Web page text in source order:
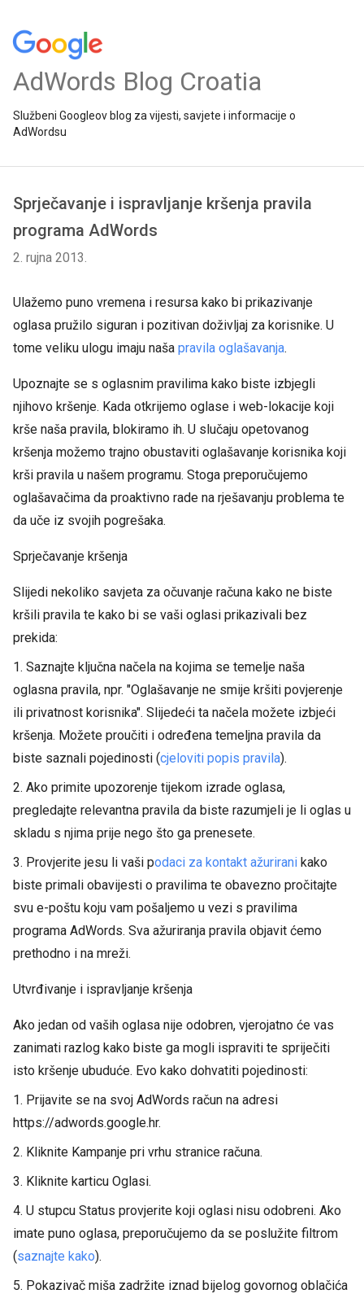
AdWords Blog Croatia
Službeni Googleov blog za vijesti, savjete i informacije o
AdWordsu
Sprječavanje i ispravljanje kršenja pravila
programa AdWords
2. rujna 2013.
Ulažemo puno vremena i resursa kako bi prikazivanje
oglasa pružilo siguran i pozitivan doživljaj za korisnike. U
tome veliku ulogu imaju naša pravila oglašavanja.
Upoznajte se s oglasnim pravilima kako biste izbjegli
njihovo kršenje. Kada otkrijemo oglase i web-lokacije koji
krše naša pravila, blokiramo ih. U slučaju opetovanog
kršenja možemo trajno obustaviti oglašavanje korisnika koji
krši pravila u našem programu. Stoga preporučujemo
oglašavačima da proaktivno rade na rješavanju problema te
da uče iz svojih pogrešaka.
Sprječavanje kršenja
Slijedi nekoliko savjeta za očuvanje računa kako ne biste
kršili pravila te kako bi se vaši oglasi prikazivali bez
prekida:
1. Saznajte ključna načela na kojima se temelje naša
oglasna pravila, npr. "Oglašavanje ne smije kršiti povjerenje
ili privatnost korisnika". Slijedeći ta načela možete izbjeći
kršenja. Možete proučiti i određena temeljna pravila da
biste saznali pojedinosti (cjeloviti popis pravila).
2. Ako primite upozorenje tijekom izrade oglasa,
pregledajte relevantna pravila da biste razumjeli je li oglas u
skladu s njima prije nego što ga prenesete.
3. Provjerite jesu li vaši podaci za kontakt ažurirani kako
biste primali obavijesti o pravilima te obavezno pročitajte
svu e-poštu koju vam pošaljemo u vezi s pravilima
programa AdWords. Sva ažuriranja pravila objavit ćemo
prethodno i na mreži.
Utvrđivanje i ispravljanje kršenja
Ako jedan od vaših oglasa nije odobren, vjerojatno će vas
zanimati razlog kako biste ga mogli ispraviti te spriječiti
isto kršenje ubuduće. Evo kako dohvatiti pojedinosti:
1. Prijavite se na svoj AdWords račun na adresi
https://adwords.google.hr.
2. Kliknite Kampanje pri vrhu stranice računa.
3. Kliknite karticu Oglasi.
4. U stupcu Status provjerite koji oglasi nisu odobreni. Ako
imate puno oglasa, preporučujemo da se poslužite filtrom
(saznajte kako).
5. Pokazivač miša zadržite iznad bijelog govornog oblačića